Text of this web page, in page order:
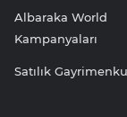
Albaraka World
Kampanyaları
Satılık